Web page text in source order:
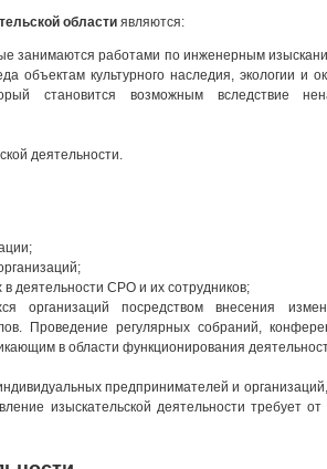
области являются:
занимаются работами по инженерным
объектам культурного наследия, экологии
становится возможным вследствие
деятельности.
деятельности СРО и их сотрудников;
организаций посредством внесения
Проведение регулярных собраний,
в области функционирования
предпринимателей и
изыскательской деятельности требует